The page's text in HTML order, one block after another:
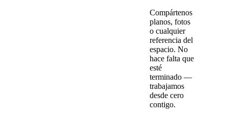
Compártenos
planos, fotos
o cualquier
referencia del
espacio. No
hace falta que
esté
terminado —
trabajamos
desde cero
contigo.